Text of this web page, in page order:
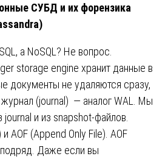
СУБД и их форензика
а NoSQL? Не вопрос.
storage engine хранит данные в
документы не удаляются сразу,
(journal) — аналог WAL. Мы
и из snapshot-файлов.
AOF (Append Only File). AOF
Даже если вы